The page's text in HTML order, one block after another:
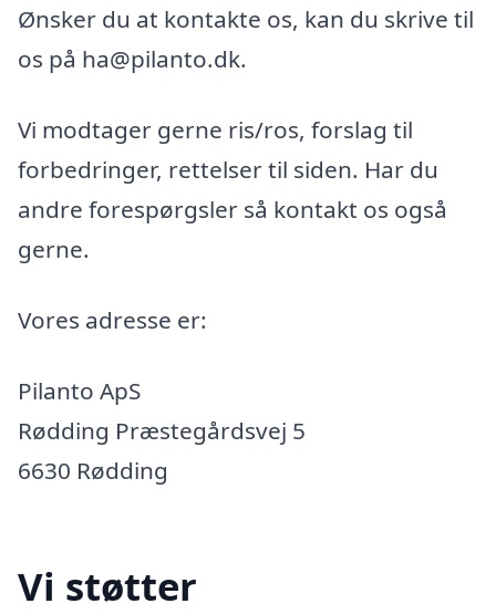
Ønsker du at kontakte os, kan du skrive til
os på ha@pilanto.dk.
Vi modtager gerne ris/ros, forslag til
forbedringer, rettelser til siden. Har du
andre forespørgsler så kontakt os også
gerne.
Vores adresse er:
Pilanto ApS
Rødding Præstegårdsvej 5
6630 Rødding
Vi støtter